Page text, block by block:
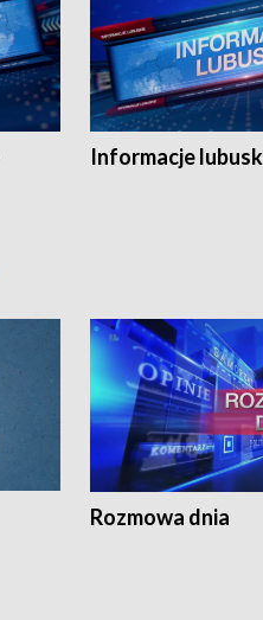
Informacje
Rozmowa dnia